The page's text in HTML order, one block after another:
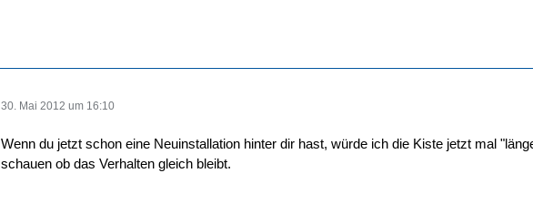
30. Mai 2012 um 16:10
Wenn du jetzt schon eine Neuinstallation hinter dir hast, würde ich die Kiste jetzt mal
schauen ob das Verhalten gleich bleibt.